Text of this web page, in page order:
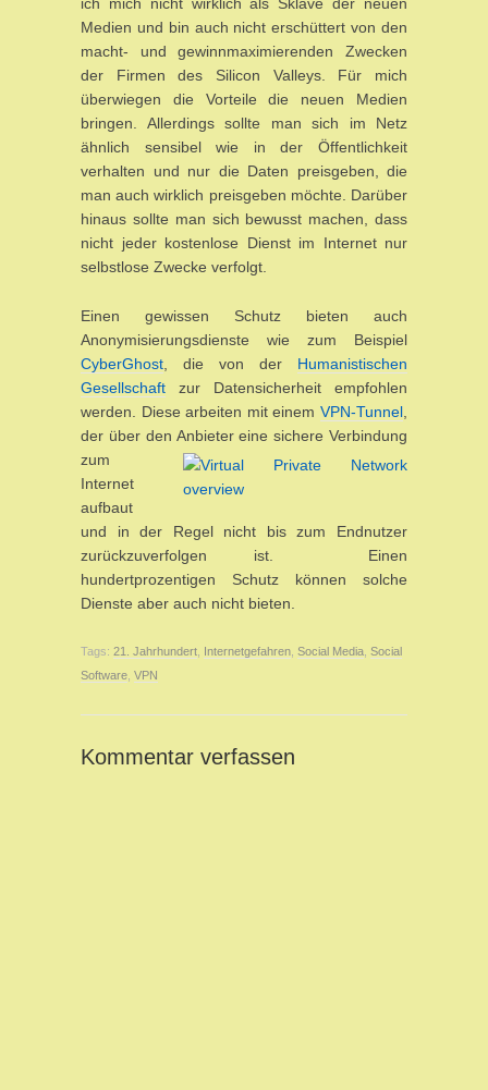
Medien und bin auch nicht erschüttert von den
macht- und gewinnmaximierenden Zwecken
der Firmen des Silicon Valleys. Für mich
überwiegen die Vorteile die neuen Medien
bringen. Allerdings sollte man sich im Netz
ähnlich sensibel wie in der Öffentlichkeit
verhalten und nur die Daten preisgeben, die
man auch wirklich preisgeben möchte. Darüber
hinaus sollte man sich bewusst machen, dass
nicht jeder kostenlose Dienst im Internet nur
selbstlose Zwecke verfolgt.
Einen gewissen Schutz bieten auch
Anonymisierungsdienste wie zum Beispiel
CyberGhost , die von der Humanistischen
Gesellschaft zur Datensicherheit empfohlen
werden. Diese arbeiten mit einem VPN-Tunnel
der über den Anbieter eine sichere Verbindung
zum
Internet
aufbaut
und in der Regel nicht bis zum Endnutzer
zurückzuverfolgen ist. Einen
hundertprozentigen Schutz können solche
Dienste aber auch nicht bieten.
Tags: 21. Jahrhundert Internetgefahren Social Media Social
Software VPN
Kommentar verfassen